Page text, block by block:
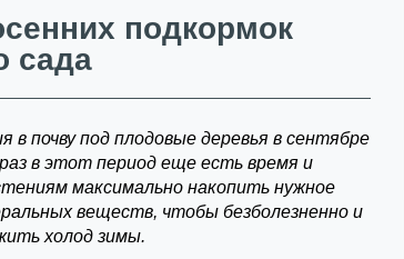
подкормок
сада
в почву под плодовые деревья в сентябре
в этот период еще есть время и
максимально накопить нужное
веществ, чтобы безболезненно и
холод зимы.